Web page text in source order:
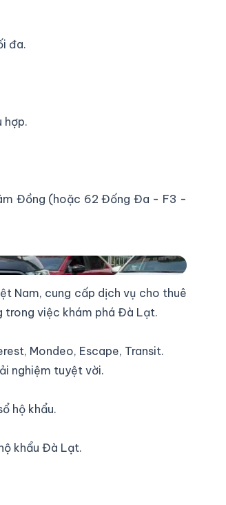
đa.
hợp.
Đồng (hoặc 62 Đống Đa - F3 -
Nam, cung cấp dịch vụ cho thuê
trong việc khám phá Đà Lạt.
Mondeo, Escape, Transit.
nghiệm tuyệt vời.
hộ khẩu.
khẩu Đà Lạt.